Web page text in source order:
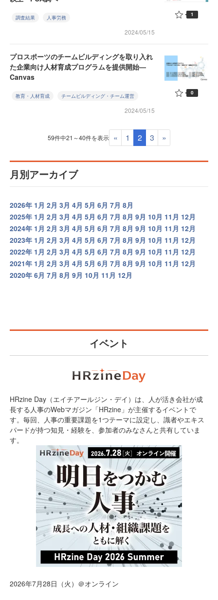
調査結果 人事労務
2024/05/15
1
プロスポーツのチームビルディングを取り入れ
た企業向け人材育成プログラムを提供開始—
Canvas
教育・人材育成 チームビルディング・チーム運営
2024/05/15
0
59件中21～40件を表示 « 1 2 3 »
月別アーカイブ
2026年 1月 2月 3月 4月 5月 6月 7月 8月
2025年 1月 2月 3月 4月 5月 6月 7月 8月 9月 10月 11月 12月
2024年 1月 2月 3月 4月 5月 6月 7月 8月 9月 10月 11月 12月
2023年 1月 2月 3月 4月 5月 6月 7月 8月 9月 10月 11月 12月
2022年 1月 2月 3月 4月 5月 6月 7月 8月 9月 10月 11月 12月
2021年 1月 2月 3月 4月 5月 6月 7月 8月 9月 10月 11月 12月
2020年 6月 7月 8月 9月 10月 11月 12月
イベント
HRzine Day（エイチアールジン・デイ）は、人が活き会社が成
長する人事のWebマガジン「HRzine」が主催するイベントで
す。毎回、人事の重要課題を1つテーマに設定し、識者やエキス
パードが持つ知見・経験を、参加者のみなさんと共有していま
す。
2026年7月28日（火）＠オンライン